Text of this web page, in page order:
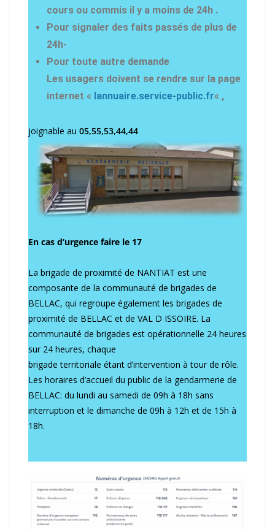
cours ou commis il y a moins de 24h .
Pour signaler des faits passés de plus de
24h-
Pour toute autre demande
Les usagers doivent se rendre sur la page
internet « lannuaire.service-public.fr« ,
joignable au 05,55,53,44,44
En cas d’urgence faire le 17
La brigade de proximité de NANTIAT est une
composante de la communauté de brigades de
BELLAC, qui regroupe également les brigades de
proximité de BELLAC et de VAL D ISSOIRE. La
communauté de brigades est opérationnelle 24 heures
sur 24 heures, chaque
brigade territoriale étant d’intervention à tour de rôle.
Les horaires d’accueil du public de la gendarmerie de
BELLAC: du lundi au samedi de 09h à 18h sans
interruption et le dimanche de 09h à 12h et de 15h à
18h.